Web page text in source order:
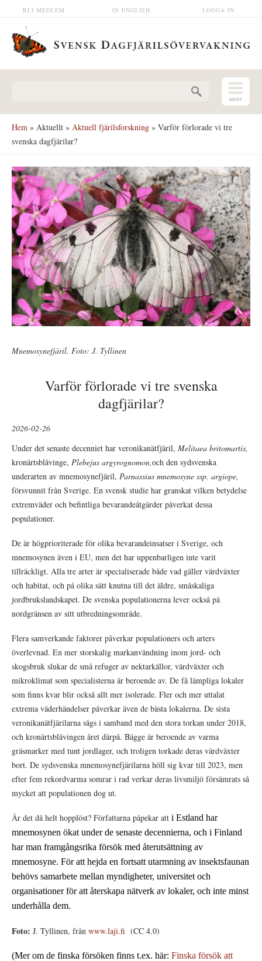
Hoppa till huvudinnehåll LOGGA IN
IN ENGLISH
BLI MEDLEM
Hem » Aktuellt » Aktuell fjärilsforskning » Varför förlorade vi tre
svenska dagfjärilar?
Mnemosynefjäril. Foto: J. Tyllinen
Varför förlorade vi tre svenska
dagfjärilar?
2026-02-26
Under det senaste decenniet har veronikanätfjäril, Melitaea britomartis,
kronärtsblåvinge, Plebejus argyrognomon, och den sydsvenska
underarten av mnemosynefjäril, Parnassius mnemosyne ssp. argiope,
försvunnit från Sverige. En svensk studie har granskat vilken betydelse
extremväder och befintliga bevarandeåtgärder påverkat dessa
populationer.
De är högprioriterade för olika bevarandeinsatser i Sverige, och
mnemosynen även i EU, men det har uppenbarligen inte varit
tillräckligt. Alla tre arter är specialiserade både vad gäller värdväxter
och habitat, och på olika sätt knutna till det äldre, småskaliga
jordbrukslandskapet. De svenska populationerna lever också på
nordgränsen av sitt utbredningsområde.
Flera samverkande faktorer påverkar populationers och arters
överlevnad. En mer storskalig markanvändning inom jord- och
skogsbruk slukar de små refuger av nektarkällor, värdväxter och
mikroklimat som specialisterna är beroende av. De få lämpliga lokaler
som finns kvar blir också allt mer isolerade. Fler och mer uttalat
extrema väderhändelser påverkar även de bästa lokalerna. De sista
veronikanätfjärilarna sågs i samband med den stora torkan under 2018,
och kronärtsblåvingen året därpå. Bägge är beroende av varma
gräsmarker med tunt jordlager, och troligen torkade deras värdväxter
bort. De sydsvenska mnemosynefjärilarna höll sig kvar till 2023, men
efter fem rekordvarma somrar i rad verkar deras livsmiljö försämrats så
mycket att populationen dog ut.
Är det då helt hopplöst? Författarna påpekar att i Estland har
mnemosynen ökat under de senaste decennierna, och i Finland
har man framgångsrika försök med återutsättning av
mnemosyne. För att hejda en fortsatt utarmning av insektsfaunan
behövs samarbete mellan myndigheter, universitet och
organisationer för att återskapa nätverk av lokaler, och inte minst
underhålla dem.
Foto: J. Tyllinen, från www.laji.fi (CC 4.0)
(Mer om de finska försöken finns t.ex. här: Finska försök att